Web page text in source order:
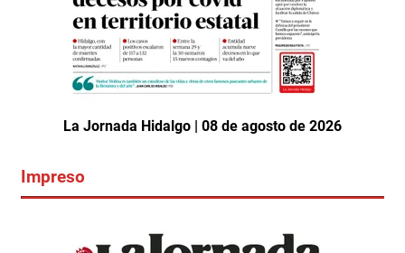
La Jornada Hidalgo | 08 de agosto de 2026
Impreso